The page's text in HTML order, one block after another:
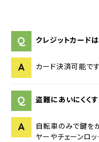
Q クレジットカード
A カード決済可能です
Q 盗難にあいにくく
A
自転車のみで鍵を
ヤーやチェーンロ